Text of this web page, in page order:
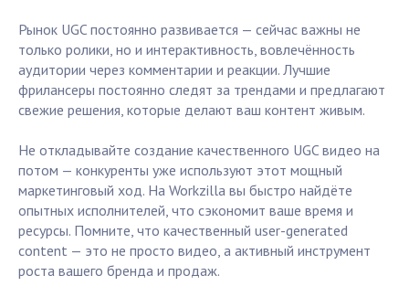
Рынок UGC постоянно развивается — сейчас важны не
только ролики, но и интерактивность, вовлечённость
аудитории через комментарии и реакции. Лучшие
фрилансеры постоянно следят за трендами и предлагают
свежие решения, которые делают ваш контент живым.
Не откладывайте создание качественного UGC видео на
потом — конкуренты уже используют этот мощный
маркетинговый ход. На Workzilla вы быстро найдёте
опытных исполнителей, что сэкономит ваше время и
ресурсы. Помните, что качественный user-generated
content — это не просто видео, а активный инструмент
роста вашего бренда и продаж.